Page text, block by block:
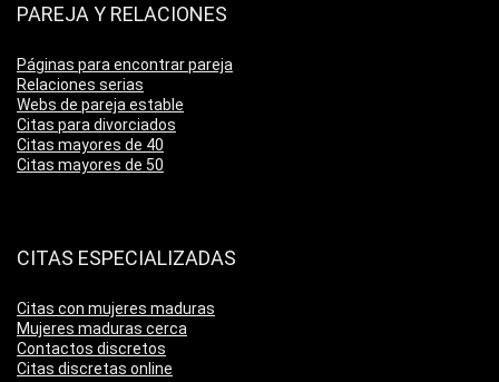
PAREJA Y RELACIONES
Páginas para encontrar pareja
Relaciones serias
Webs de pareja estable
Citas para divorciados
Citas mayores de 40
Citas mayores de 50
CITAS ESPECIALIZADAS
Citas con mujeres maduras
Mujeres maduras cerca
Contactos discretos
Citas discretas online